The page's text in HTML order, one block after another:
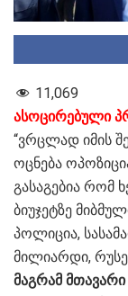
11,069
ასოცირებული
“ვრცლად იმის
ოცნება
გასაგებია რომ
ბიუჯეტზე
პოლიცია,
მილიარდი,
მაგრამ